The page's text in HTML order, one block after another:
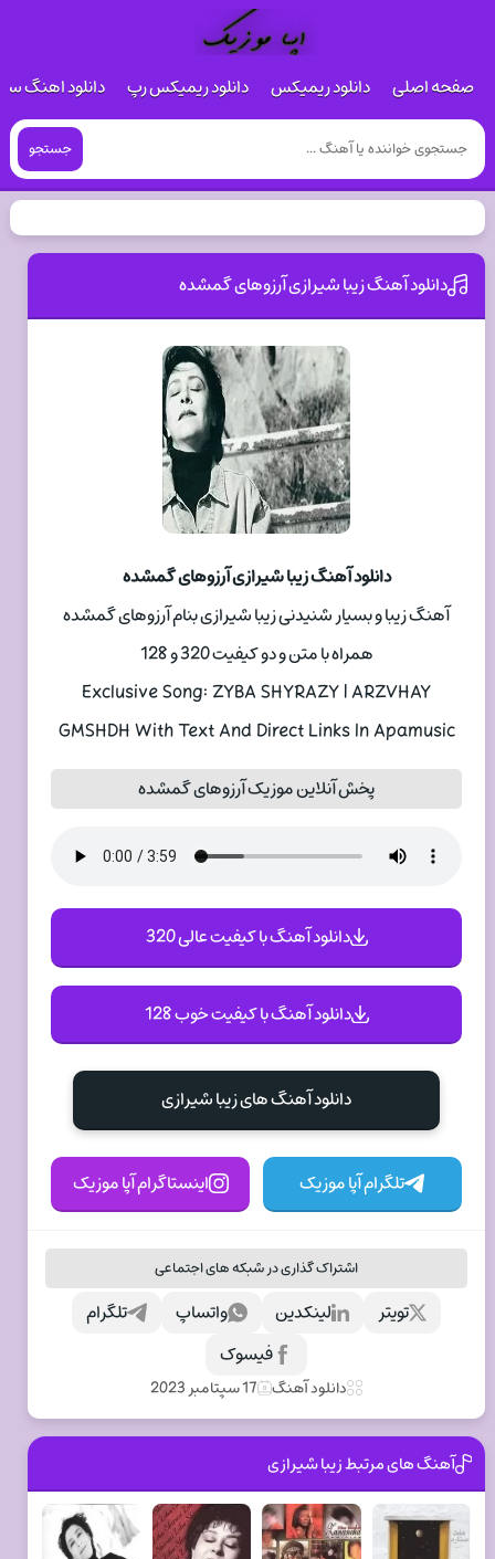
صفحه اصلی دانلود ریمیکس دانلود ریمیکس رپ دانلود اهنگ
جستجو
دانلود آهنگ زیبا شیرازی آرزوهای گمشده
دانلود آهنگ زیبا شیرازی آرزوهای گمشده
آهنگ زیبا و بسیار شنیدنی زیبا شیرازی بنام آرزوهای گمشده
همراه با متن و دو کیفیت 320 و 128
Exclusive Song: ZYBA SHYRAZY | ARZVHAY
GMSHDH With Text And Direct Links In Apamusic
پخش آنلاین موزیک آرزوهای گمشده
دانلود آهنگ با کیفیت عالی 320
دانلود آهنگ با کیفیت خوب 128
دانلود آهنگ های زیبا شیرازی
تلگرام آپا موزیک اینستاگرام آپا موزیک
اشتراک گذاری در شبکه های اجتماعی
تلگرام واتساپ لینکدین
تویتر
فیسوک
دانلود آهنگ 17 سپتامبر 2023
آهنگ های مرتبط زیبا شیرازی